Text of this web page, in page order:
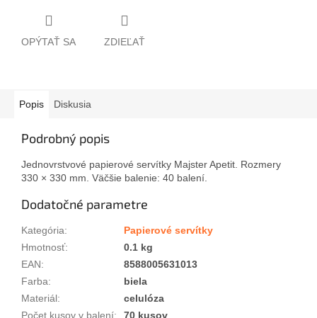
OPÝTAŤ SA ZDIEĽAŤ
Popis Diskusia
Podrobný popis
Jednovrstvové papierové servítky Majster Apetit. Rozmery
330 × 330 mm. Väčšie balenie: 40 balení.
Dodatočné parametre
Kategória:
Papierové servítky
Hmotnosť:
0.1 kg
EAN:
8588005631013
Farba:
biela
Materiál:
celulóza
Počet kusov v balení: 70 kusov